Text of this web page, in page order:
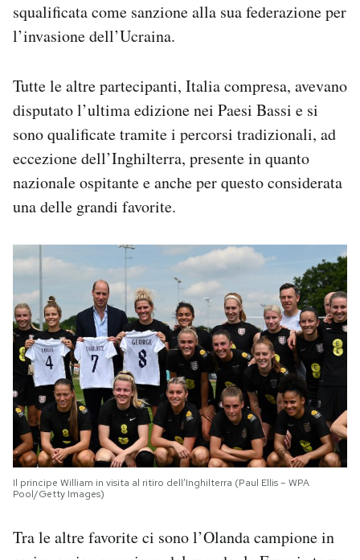
squalificata come sanzione alla sua federazione per
l’invasione dell’Ucraina.
Tutte le altre partecipanti, Italia compresa, avevano
disputato l’ultima edizione nei Paesi Bassi e si
sono qualificate tramite i percorsi tradizionali, ad
eccezione dell’Inghilterra, presente in quanto
nazionale ospitante e anche per questo considerata
una delle grandi favorite.
Il principe William in visita al ritiro dell’Inghilterra (Paul Ellis – WPA
Pool/Getty Images)
Tra le altre favorite ci sono l’Olanda campione in